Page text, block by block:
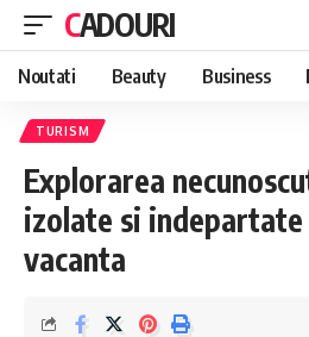
CADOURI
Noutati Beauty Business
TURISM
Explorarea
izolate si
vacanta